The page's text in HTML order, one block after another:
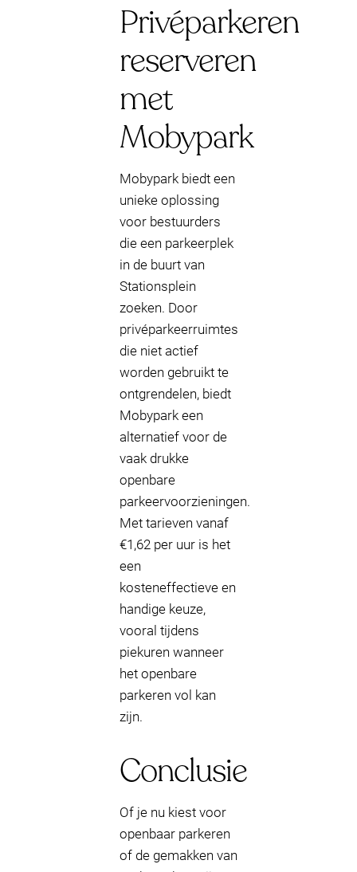
Privéparkeren
reserveren
met
Mobypark
Mobypark biedt een
unieke oplossing
voor bestuurders
die een parkeerplek
in de buurt van
Stationsplein
zoeken. Door
privéparkeerruimtes
die niet actief
worden gebruikt te
ontgrendelen, biedt
Mobypark een
alternatief voor de
vaak drukke
openbare
parkeervoorzieningen.
Met tarieven vanaf
€1,62 per uur is het
een
kosteneffectieve en
handige keuze,
vooral tijdens
piekuren wanneer
het openbare
parkeren vol kan
zijn.
Conclusie
Of je nu kiest voor
openbaar parkeren
of de gemakken van